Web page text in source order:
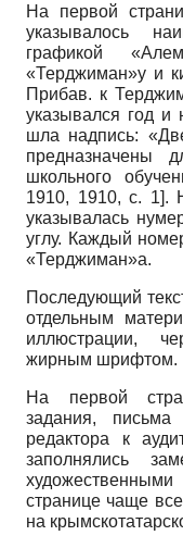
На первой
указывалось
графикой
«Терджиман»у и
Прибав. к
указывался год
шла надпись:
предназначены
школьного
1910, 1910, с. 1].
указывалась
углу. Каждый
«Терджиман»а.
Последующий
отдельным
иллюстрации,
жирным шрифтом.
На первой
задания,
редактора к
заполнялись
странице чаще
на